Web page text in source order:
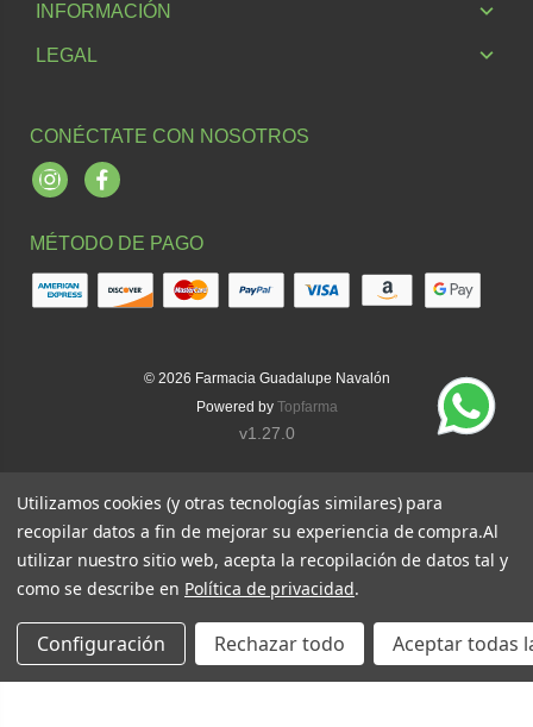
INFORMACIÓN
LEGAL
CONÉCTATE CON NOSOTROS
InstagramFacebook
MÉTODO DE PAGO
© 2026 Farmacia Guadalupe Navalón
Powered by Topfarma
v1.27.0
Utilizamos cookies (y otras tecnologías similares) para
recopilar datos a fin de mejorar su experiencia de compra.Al
utilizar nuestro sitio web, acepta la recopilación de datos tal y
como se describe en Política de privacidad.
Configuración Rechazar todo Aceptar todas